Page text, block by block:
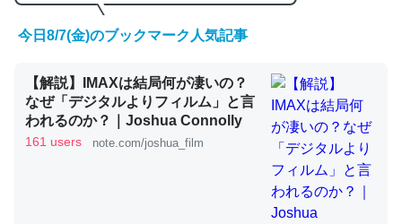
くらい。小説でいう「ずっと前の伏線」は回収されないけ
ど、短期記憶というには多い分量。進化すればするほど分
かりやすく強くなりそう
今日8/7(金)のブックマーク人気記事
【解説】IMAXは結局何が凄いの？
なぜ「デジタルよりフィルム」と言
われるのか？｜Joshua Connolly
161 users note.com/joshua_film